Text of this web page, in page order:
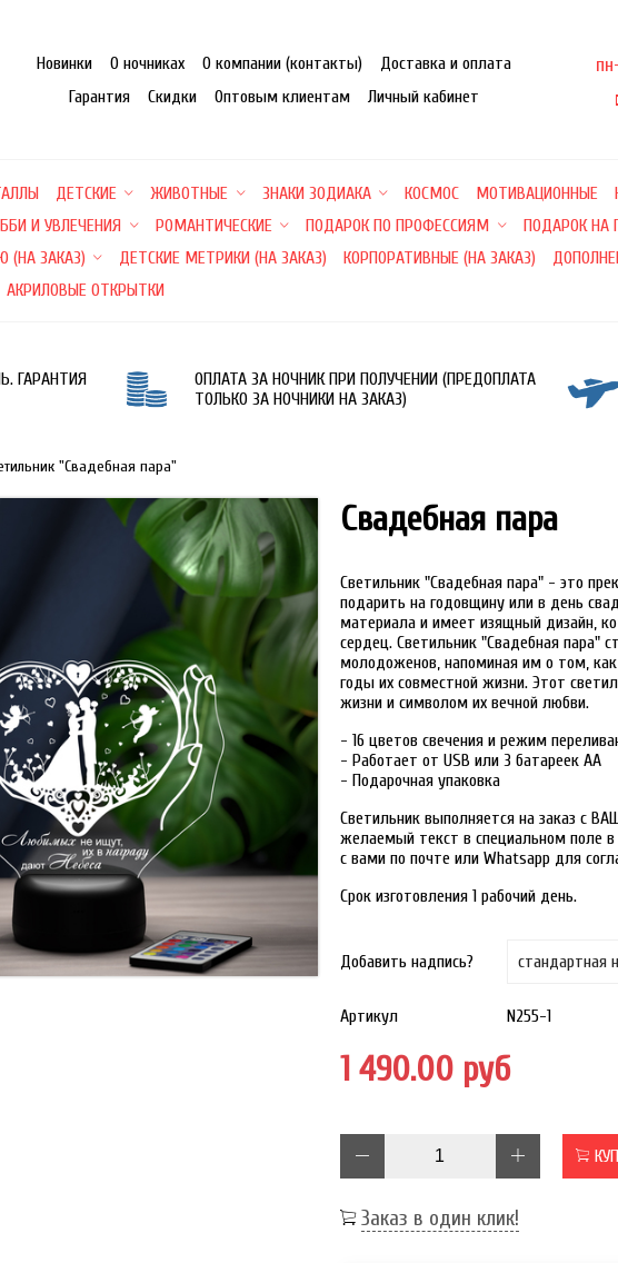
Новинки О ночниках О компании (контакты)
Доставка и оплата
Гарантия
Скидки Оптовым клиентам Личный кабинет
ДЕТСКИЕ ЖИВОТНЫЕ ЗНАКИ ЗОДИАКА КОСМОС МОТИВАЦИОННЫЕ
И УВЛЕЧЕНИЯ РОМАНТИЧЕСКИЕ ПОДАРОК ПО ПРОФЕССИЯМ ПОДАРОК НА
(НА ЗАКАЗ) ДЕТСКИЕ МЕТРИКИ (НА ЗАКАЗ) КОРПОРАТИВНЫЕ (НА ЗАКАЗ)
АКРИЛОВЫЕ ОТКРЫТКИ
ГАРАНТИЯ
ОПЛАТА ЗА НОЧНИК ПРИ ПОЛУЧЕНИИ (ПРЕДОПЛАТА
ТОЛЬКО ЗА НОЧНИКИ НА ЗАКАЗ)
"Свадебная пара"
Свадебная пара
Светильник "Свадебная пара" - это
подарить на годовщину или в день
материала и имеет изящный дизайн,
сердец. Светильник "Свадебная пара"
молодоженов, напоминая им о том,
годы их совместной жизни. Этот
жизни и символом их вечной любви.
- 16 цветов свечения и режим
- Работает от USB или 3 батареек АА
- Подарочная упаковка
Светильник выполняется на заказ с
желаемый текст в специальном поле
с вами по почте или Whatsapp для
Срок изготовления 1 рабочий день.
Добавить надпись?
Артикул N255-1
1 490.00 руб
Заказ в один клик!